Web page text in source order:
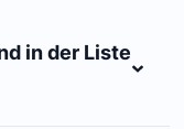
in der Liste